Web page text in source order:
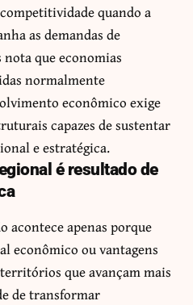
quando a
as demandas de
que economias
normalmente
econômico exige
capazes de sustentar
e estratégica.
é resultado de
acontece apenas porque
econômico ou vantagens
que avançam mais
de transformar